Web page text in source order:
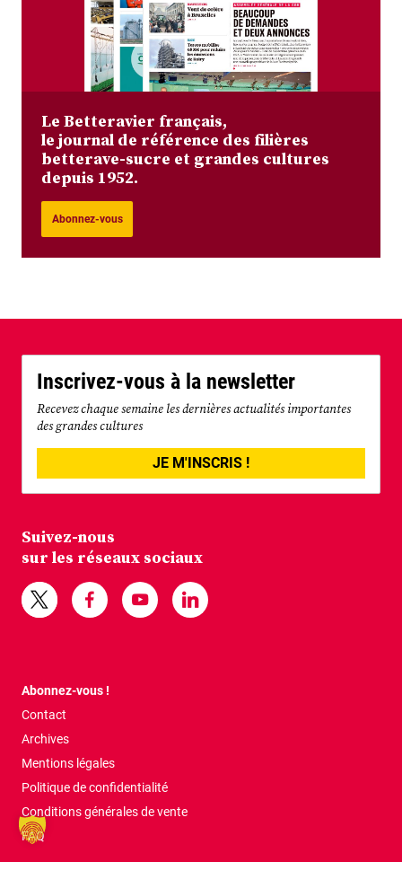
Le Betteravier français,
le journal de référence des filières
betterave-sucre et grandes cultures
depuis 1952.
Abonnez-vous
Inscrivez-vous à la newsletter
Recevez chaque semaine les dernières actualités importantes
des grandes cultures
JE M'INSCRIS !
Suivez-nous
sur les réseaux sociaux
Abonnez-vous !
Contact
Archives
Mentions légales
Politique de confidentialité
Conditions générales de vente
FAQ